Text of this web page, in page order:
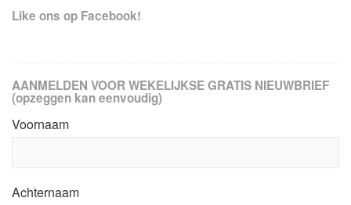
Like ons op Facebook!
AANMELDEN VOOR WEKELIJKSE GRATIS NIEUWBRIEF
(opzeggen kan eenvoudig)
Voornaam
Achternaam